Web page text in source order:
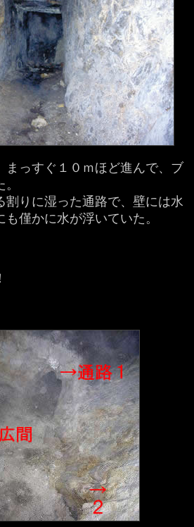
っすぐ１０ｍほど進んで、ブ
割りに湿った通路で、壁には水
僅かに水が浮いていた。